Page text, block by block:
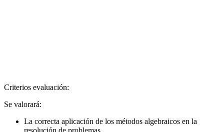
Criterios evaluación:
Se valorará:
La correcta aplicación de los métodos algebraicos en la